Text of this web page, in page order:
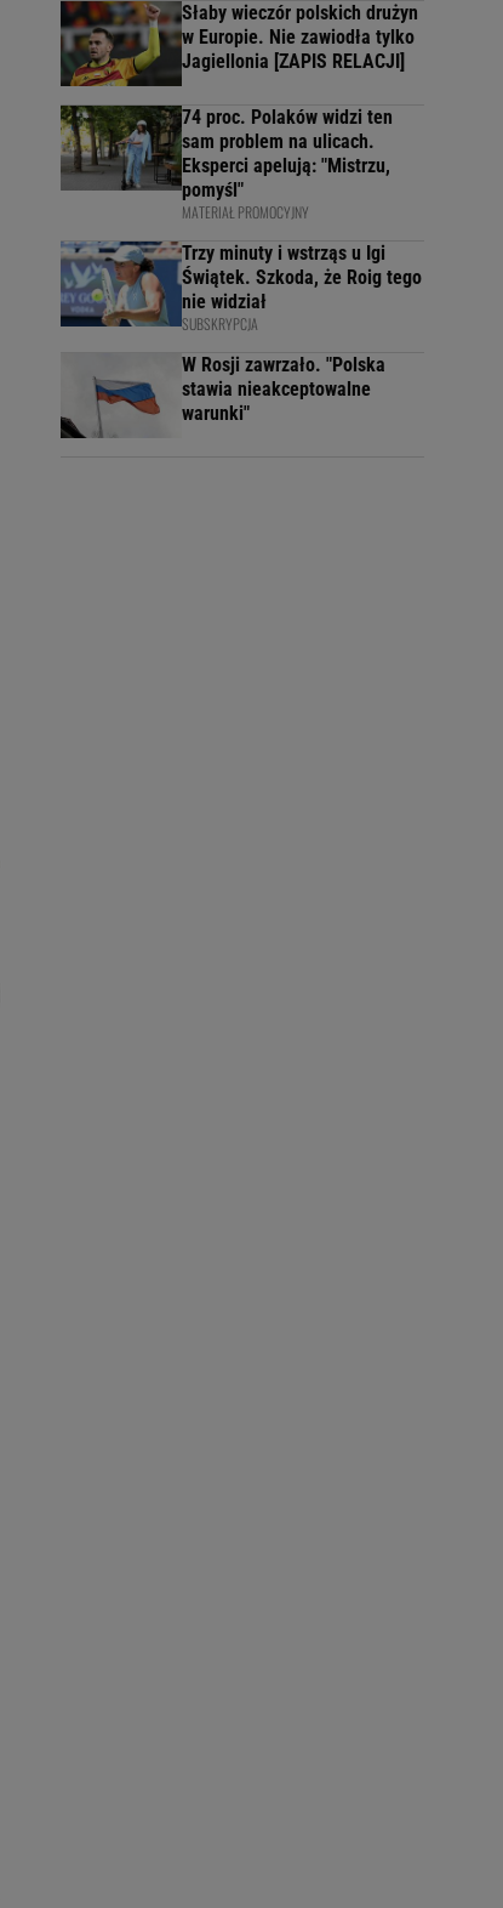
Słaby wieczór polskich drużyn
w Europie. Nie zawiodła tylko
Jagiellonia [ZAPIS RELACJI]
74 proc. Polaków widzi ten
sam problem na ulicach.
Eksperci apelują: "Mistrzu,
pomyśl"
MATERIAŁ PROMOCYJNY
Trzy minuty i wstrząs u Igi
Świątek. Szkoda, że Roig tego
nie widział
SUBSKRYPCJA
W Rosji zawrzało. "Polska
stawia nieakceptowalne
warunki"